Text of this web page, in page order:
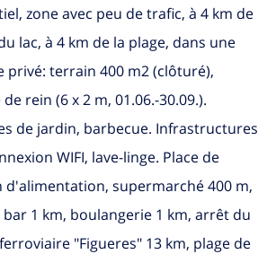
zone avec peu de trafic, à 4 km de
lac, à 4 km de la plage, dans une
privé: terrain 400 m2 (clôturé),
rein (6 x 2 m, 01.06.-30.09.).
de jardin, barbecue. Infrastructures
WIFI, lave-linge. Place de
d'alimentation, supermarché 400 m,
1 km, boulangerie 1 km, arrêt du
"Figueres" 13 km, plage de